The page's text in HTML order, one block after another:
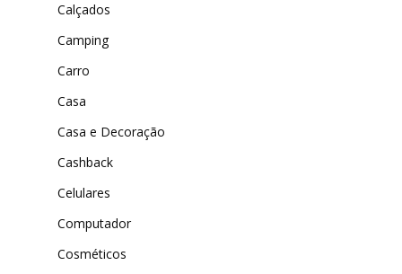
Calçados
Camping
Carro
Casa
Casa e Decoração
Cashback
Celulares
Computador
Cosméticos